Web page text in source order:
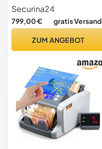
gemischte Scheine
Wertzähler Geldzähler
Banknotenzähler SR9500
Securina24
799,00 € gratis Versand
ZUM ANGEBOT